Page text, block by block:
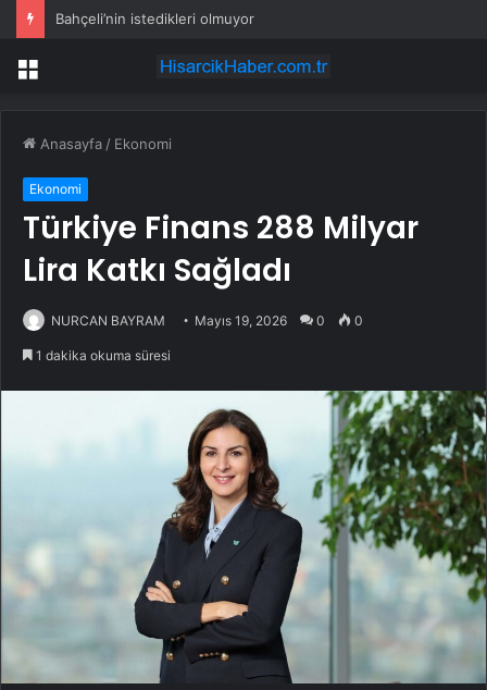
Bahçeli’nin istedikleri olmuyor
Menü
Anasayfa / Ekonomi
Ekonomi
Türkiye Finans 288 Milyar
Lira Katkı Sağladı
NURCAN BAYRAM Mayıs 19, 2026 0 0
1 dakika okuma süresi